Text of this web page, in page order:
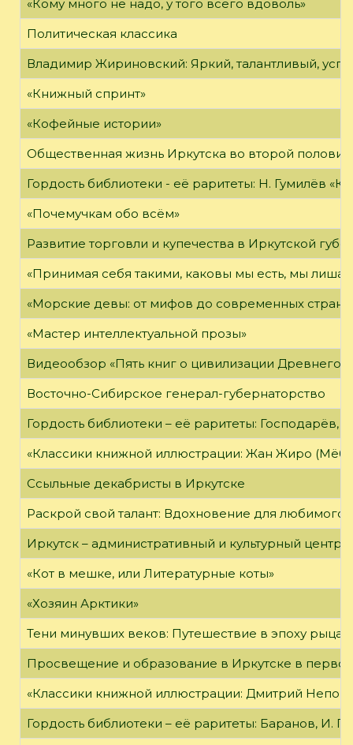
«Кому много не надо, у того всего вдоволь»
Политическая классика
Владимир Жириновский: Яркий, талантливый,
«Книжный спринт»
«Кофейные истории»
Общественная жизнь Иркутска во второй
Гордость библиотеки - её раритеты: Н. Гумилёв
«Почемучкам обо всём»
Развитие торговли и купечества в Иркутской
«Принимая себя такими, каковы мы есть, мы
«Морские девы: от мифов до современных
«Мастер интеллектуальной прозы»
Видеообзор «Пять книг о цивилизации Древнего
Восточно-Сибирское генерал-губернаторство
Гордость библиотеки – её раритеты:
«Классики книжной иллюстрации: Жан Жиро
Ссыльные декабристы в Иркутске
Раскрой свой талант: Вдохновение для любимого
Иркутск – административный и культурный центр
«Кот в мешке, или Литературные коты»
«Хозяин Арктики»
Тени минувших веков: Путешествие в эпоху
Просвещение и образование в Иркутске в
«Классики книжной иллюстрации: Дмитрий
Гордость библиотеки – её раритеты: Баранов, И.